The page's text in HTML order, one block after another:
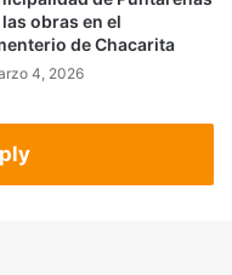
obras en el
de Chacarita
4, 2026